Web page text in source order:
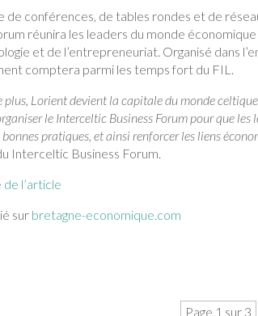
de conférences, de tables rondes et de
réunira les leaders du monde
et de l’entrepreneuriat. Organisé dans
comptera parmi les temps fort du FIL.
plus, Lorient devient la capitale du monde
le Interceltic Business Forum pour que
pratiques, et ainsi renforcer les liens
Interceltic Business Forum.
de l’article
sur bretagne-economique.com
Page 1 sur 3